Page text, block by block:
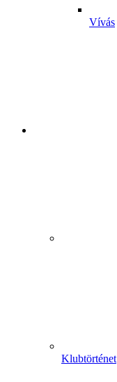
Vívás
Klubtörténet